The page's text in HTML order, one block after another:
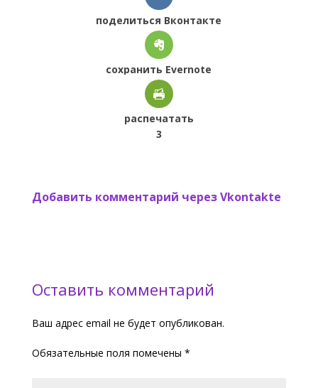
поделиться Вконтакте
сохранить Evernote
распечатать
3
Добавить комментарий через Vkontakte
Оставить комментарий
Ваш адрес email не будет опубликован.
Обязательные поля помечены *